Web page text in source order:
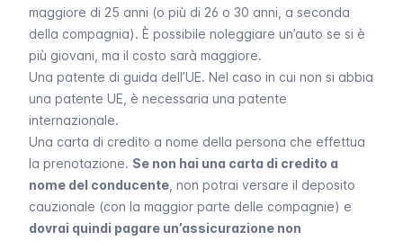
maggiore di 25 anni (o più di 26 o 30 anni, a seconda
della compagnia). È possibile noleggiare un’auto se si è
più giovani, ma il costo sarà maggiore.
Una patente di guida dell’UE. Nel caso in cui non si abbia
una patente UE, è necessaria una patente
internazionale.
Una carta di credito a nome della persona che effettua
la prenotazione. Se non hai una carta di credito a
nome del conducente , non potrai versare il deposito
cauzionale (con la maggior parte delle compagnie) e
dovrai quindi pagare un’assicurazione non